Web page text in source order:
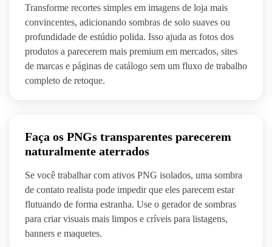
Transforme recortes simples em imagens de loja mais
convincentes, adicionando sombras de solo suaves ou
profundidade de estúdio polida. Isso ajuda as fotos dos
produtos a parecerem mais premium em mercados, sites
de marcas e páginas de catálogo sem um fluxo de trabalho
completo de retoque.
Faça os PNGs transparentes parecerem
naturalmente aterrados
Se você trabalhar com ativos PNG isolados, uma sombra
de contato realista pode impedir que eles parecem estar
flutuando de forma estranha. Use o gerador de sombras
para criar visuais mais limpos e críveis para listagens,
banners e maquetes.